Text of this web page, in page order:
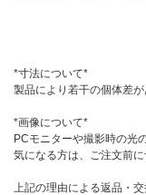
*寸法について*
製品により若干の個体差
*画像について*
PCモニターや撮影時の光
気になる方は、ご注文前に
上記の理由による返品・